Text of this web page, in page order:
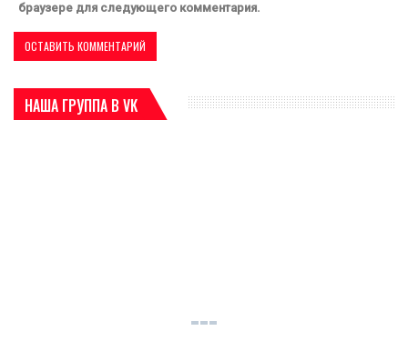
браузере для следующего комментария.
НАША ГРУППА В VK